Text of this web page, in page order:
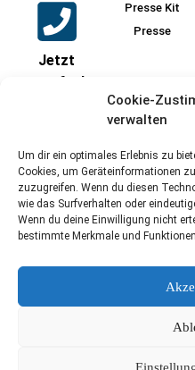
Cookie-
verwalten
Um dir ein optimales Erlebnis zu
Cookies, um Geräteinformationen
zuzugreifen. Wenn du diesen
wie das Surfverhalten oder
Wenn du deine Einwilligung nicht
bestimmte Merkmale und
Jetzt
anrufen!
Schreiben Sie
jetzt!
Presse Kit
Presse